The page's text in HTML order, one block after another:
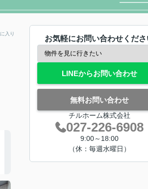
入り
お気軽にお問い合わせくださ
LINEからお問い合わせ
無料お問い合わせ
チルホーム株式会社
027-226-6908
9:00～18:00
（休：毎週水曜日）